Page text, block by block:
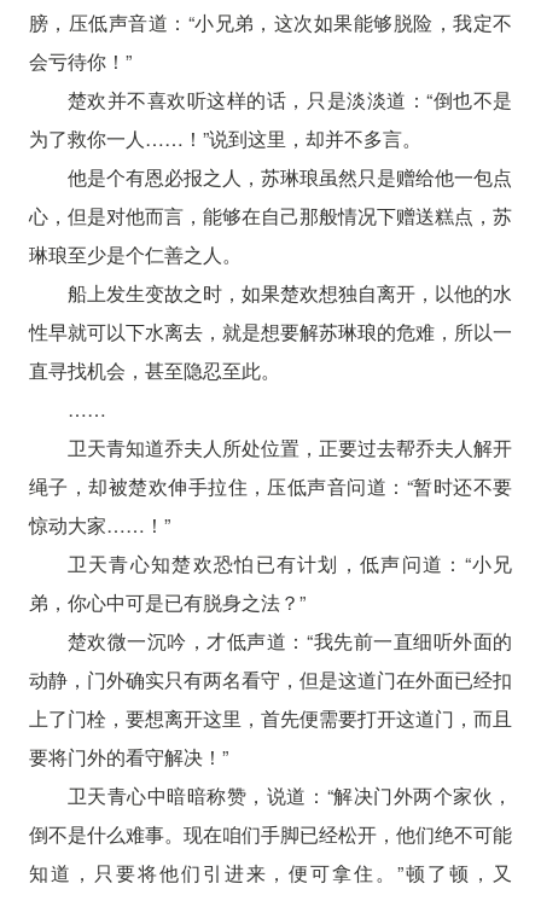
膀，压低声音道：“小兄弟，这次如果能够脱险，我定不
会亏待你！”
楚欢并不喜欢听这样的话，只是淡淡道：“倒也不是
为了救你一人……！”说到这里，却并不多言。
他是个有恩必报之人，苏琳琅虽然只是赠给他一包点
心，但是对他而言，能够在自己那般情况下赠送糕点，苏
琳琅至少是个仁善之人。
船上发生变故之时，如果楚欢想独自离开，以他的水
性早就可以下水离去，就是想要解苏琳琅的危难，所以一
直寻找机会，甚至隐忍至此。
……
卫天青知道乔夫人所处位置，正要过去帮乔夫人解开
绳子，却被楚欢伸手拉住，压低声音问道：“暂时还不要
惊动大家……！”
卫天青心知楚欢恐怕已有计划，低声问道：“小兄
弟，你心中可是已有脱身之法？”
楚欢微一沉吟，才低声道：“我先前一直细听外面的
动静，门外确实只有两名看守，但是这道门在外面已经扣
上了门栓，要想离开这里，首先便需要打开这道门，而且
要将门外的看守解决！”
卫天青心中暗暗称赞，说道：“解决门外两个家伙，
倒不是什么难事。现在咱们手脚已经松开，他们绝不可能
知道，只要将他们引进来，便可拿住。”顿了顿，又